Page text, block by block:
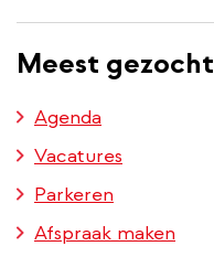
gaan
Meest gezocht
Agenda
Vacatures
Parkeren
Afspraak maken